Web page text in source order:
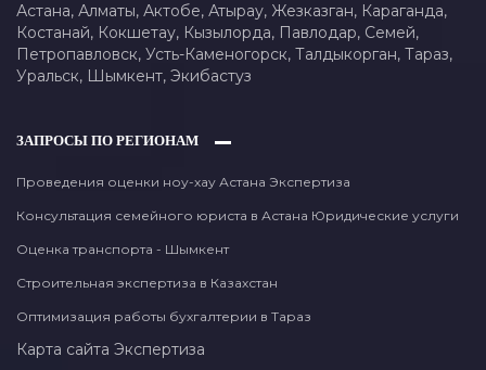
Астана, Алматы, Актобе, Атырау, Жезказган, Караганда,
Костанай, Кокшетау, Кызылорда, Павлодар, Семей,
Петропавловск, Усть-Каменогорск, Талдыкорган, Тараз,
Уральск, Шымкент, Экибастуз
ЗАПРОСЫ ПО РЕГИОНАМ
Проведения оценки ноу-хау Астана Экспертиза
Консультация семейного юриста в Астана Юридические услуги
Оценка транспорта - Шымкент
Строительная экспертиза в Казахстан
Оптимизация работы бухгалтерии в Тараз
Карта сайта Экспертиза